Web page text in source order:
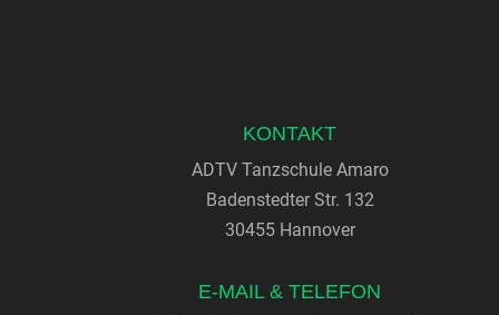
KONTAKT
ADTV Tanzschule Amaro
Badenstedter Str. 132
30455 Hannover
E-MAIL & TELEFON